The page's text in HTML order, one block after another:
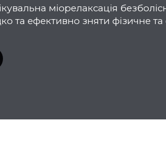
міорелаксація
та ефективно зняти фізичне